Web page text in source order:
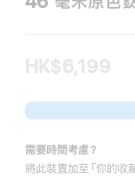
HK$6,199
需要時間考慮？
將此裝置加至「你的收